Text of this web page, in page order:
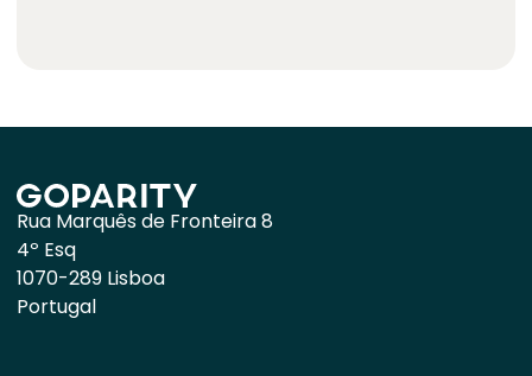
Rua Marquês de Fronteira 8
4º Esq
1070-289 Lisboa
Portugal